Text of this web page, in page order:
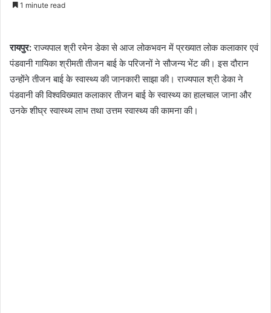
1 minute read
रायपुर:राज्यपाल श्री रमेन डेका से आज लोकभवन में प्रख्यात लोक कलाकार एवं
पंडवानी गायिका श्रीमती तीजन बाई के परिजनों ने सौजन्य भेंट की। इस दौरान
उन्होंने तीजन बाई के स्वास्थ्य की जानकारी साझा की। राज्यपाल श्री डेका ने
पंडवानी की विश्वविख्यात कलाकार तीजन बाई के स्वास्थ्य का हालचाल जाना और
उनके शीघ्र स्वास्थ्य लाभ तथा उत्तम स्वास्थ्य की कामना की।